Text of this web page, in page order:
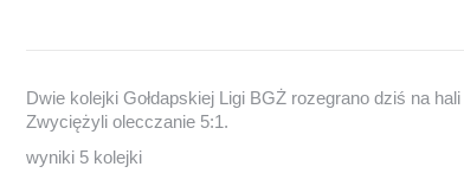
Dwie kolejki Gołdapskiej Ligi BGŻ rozegrano dziś na
Zwyciężyli olecczanie 5:1.
wyniki 5 kolejki